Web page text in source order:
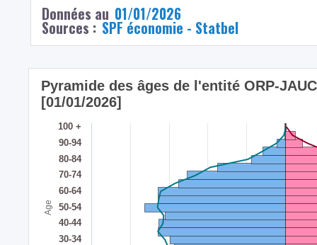
Données au 01/01/2026
Sources : SPF économie - Statbel
Age
Pyramide des âges de l'entité ORP-
[01/01/2026]
30-34
40-44
50-54
60-64
70-74
80-84
90-94
100 +